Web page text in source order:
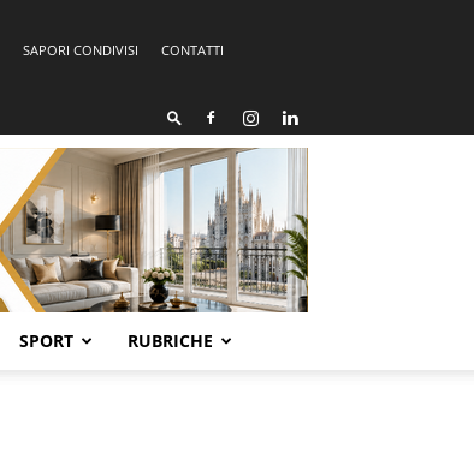
SAPORI CONDIVISI
CONTATTI
SPORT RUBRICHE